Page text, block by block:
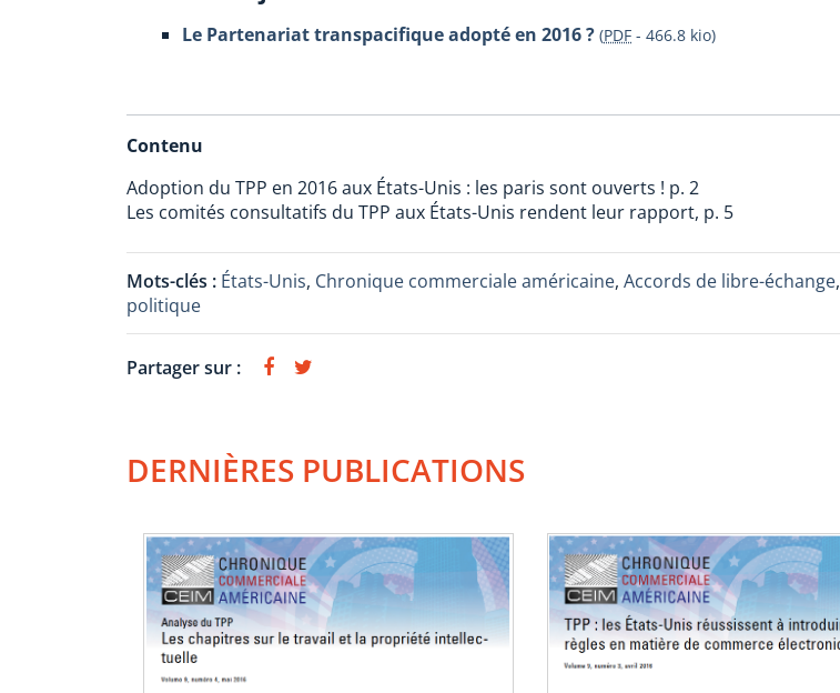
Le Partenariat transpacifique adopté en 2016 ? (PDF - 466.8 kio)
Contenu
Adoption du TPP en 2016 aux États-Unis : les paris sont ouverts ! p. 2
Les comités consultatifs du TPP aux États-Unis rendent leur rapport, p. 5
Mots-clés : États-Unis, Chronique commerciale américaine, Accords de libre-échange,
politique
Partager sur :
DERNIÈRES PUBLICATIONS